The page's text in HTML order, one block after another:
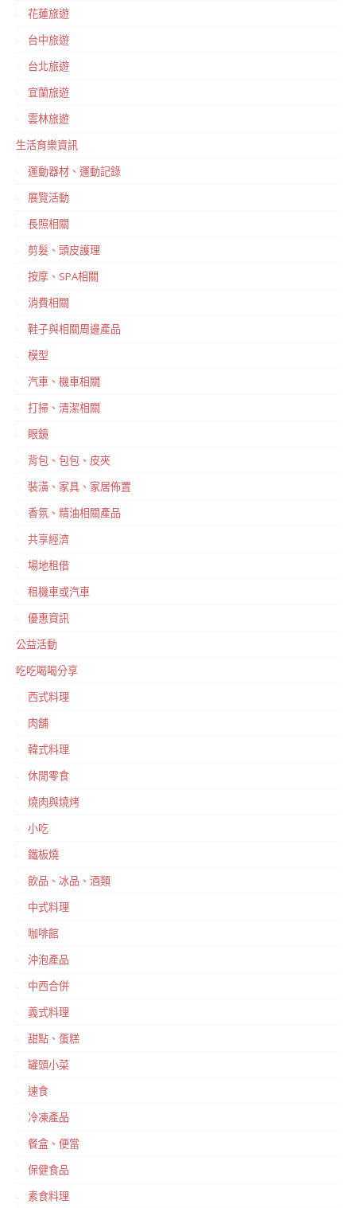
花蓮旅遊
台中旅遊
台北旅遊
宜蘭旅遊
雲林旅遊
生活育樂資訊
運動器材、運動記錄
展覽活動
長照相關
剪髮、頭皮護理
按摩、SPA相關
消費相關
鞋子與相關周邊產品
模型
汽車、機車相關
打掃、清潔相關
眼鏡
背包、包包、皮夾
裝潢、家具、家居佈置
香氛、精油相關產品
共享經濟
場地租借
租機車或汽車
優惠資訊
公益活動
吃吃喝喝分享
西式料理
肉舖
韓式料理
休閒零食
燒肉與燒烤
小吃
鐵板燒
飲品、冰品、酒類
中式料理
咖啡館
沖泡產品
中西合併
義式料理
甜點、蛋糕
罐頭小菜
速食
冷凍產品
餐盒、便當
保健食品
素食料理